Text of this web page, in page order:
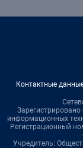
Контактные
информационных
Регистрационный
Учредитель: